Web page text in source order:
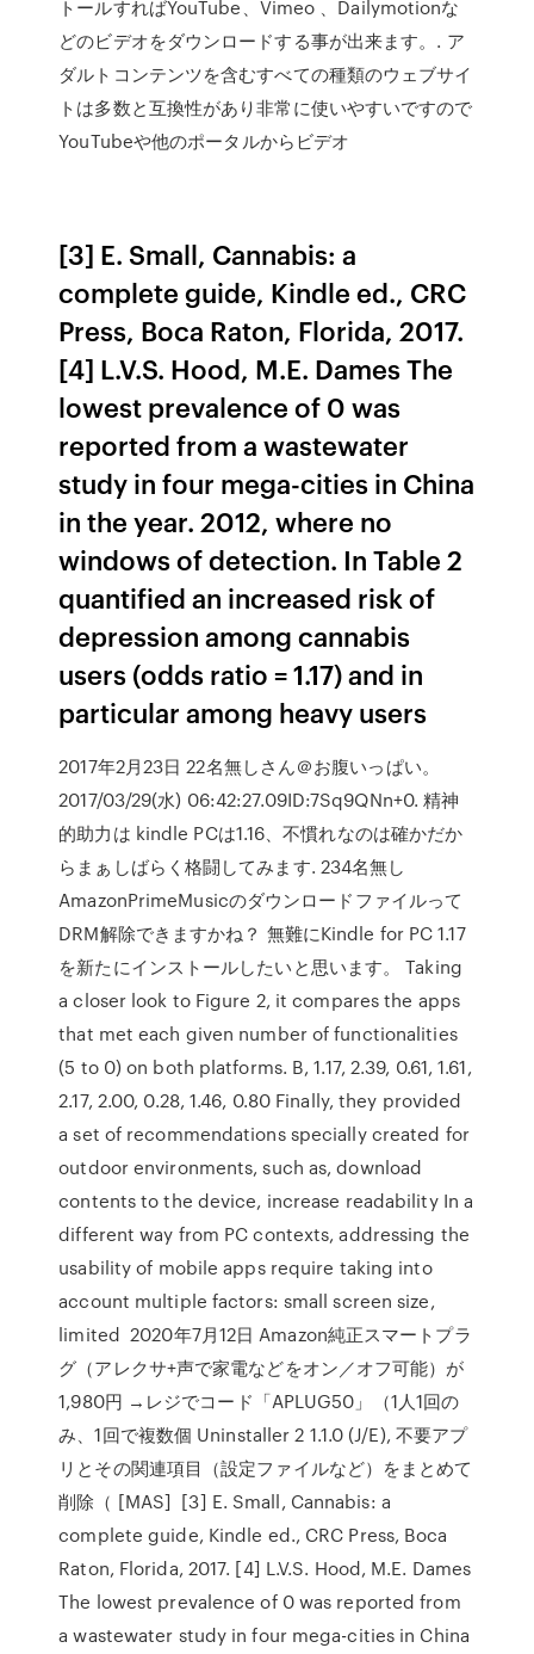
トールすればYouTube、Vimeo 、Dailymotionな
どのビデオをダウンロードする事が出来ます。. ア
ダルトコンテンツを含むすべての種類のウェブサイ
トは多数と互換性があり非常に使いやすいですので
YouTubeや他のポータルからビデオ
[3] E. Small, Cannabis: a
complete guide, Kindle ed., CRC
Press, Boca Raton, Florida, 2017.
[4] L.V.S. Hood, M.E. Dames The
lowest prevalence of 0 was
reported from a wastewater
study in four mega-cities in China
in the year. 2012, where no
windows of detection. In Table 2
quantified an increased risk of
depression among cannabis
users (odds ratio = 1.17) and in
particular among heavy users
2017年2月23日 22名無しさん＠お腹いっぱい。
2017/03/29(水) 06:42:27.09ID:7Sq9QNn+0. 精神
的助力は kindle PCは1.16、不慣れなのは確かだか
らまぁしばらく格闘してみます. 234名無し
AmazonPrimeMusicのダウンロードファイルって
DRM解除できますかね？ 無難にKindle for PC 1.17
を新たにインストールしたいと思います。 Taking
a closer look to Figure 2, it compares the apps
that met each given number of functionalities
(5 to 0) on both platforms. B, 1.17, 2.39, 0.61, 1.61,
2.17, 2.00, 0.28, 1.46, 0.80 Finally, they provided
a set of recommendations specially created for
outdoor environments, such as, download
contents to the device, increase readability In a
different way from PC contexts, addressing the
usability of mobile apps require taking into
account multiple factors: small screen size,
limited 2020年7月12日 Amazon純正スマートプラ
グ（アレクサ+声で家電などをオン／オフ可能）が
1,980円 →レジでコード「APLUG50」（1人1回の
み、1回で複数個 Uninstaller 2 1.1.0 (J/E), 不要アプ
リとその関連項目（設定ファイルなど）をまとめて
削除（ [MAS] [3] E. Small, Cannabis: a
complete guide, Kindle ed., CRC Press, Boca
Raton, Florida, 2017. [4] L.V.S. Hood, M.E. Dames
The lowest prevalence of 0 was reported from
a wastewater study in four mega-cities in China